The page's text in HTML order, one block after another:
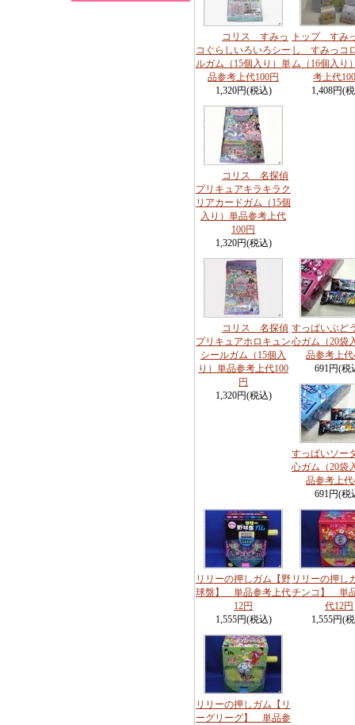
コリス すみっ
コぐらしいろいろシー
ルガム（15個入り）単
品参考上代100円
1,320円(税込)
トップ すみ
し すみっコ
ム（16個入り
考上代
1,408円(
コリス 名探偵
プリキュアキラキラク
リアカードガム（15個
入り）単品参考上代
100円
1,320円(税込)
コリス 名探偵
プリキュアホロキュン
シールガム（15個入
り）単品参考上代100
円
1,320円(税込)
すっぱいぶど
心ガム（20袋
品参考上代
691円(税
すっぱいソー
心ガム（20袋
品参考上代
691円(税
リリーの押しガム【野
球盤】 単品参考上代
12円
1,555円(税込)
リリーの押し
チンコ】 単
代12円
1,555円(
リリーの押しガム【リ
ーグリーグ】 単品参